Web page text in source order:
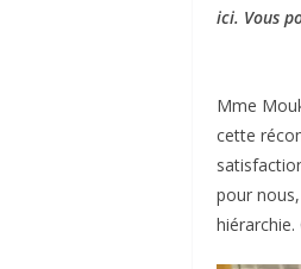
ici. Vous
Mme
cette
pour